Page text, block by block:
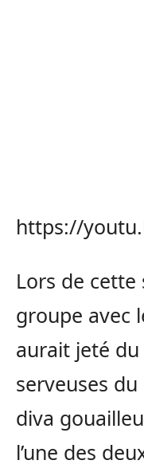
https://
Lors de
groupe avec
aurait jeté
serveuses
diva
l’une des